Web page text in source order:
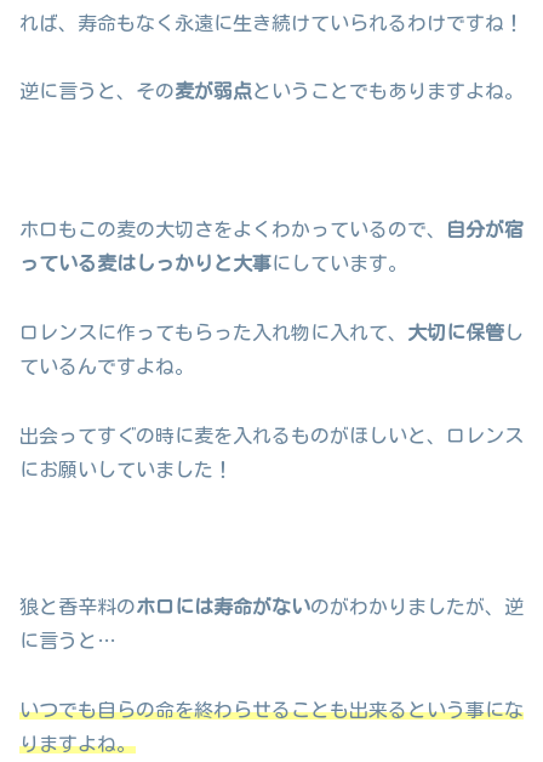
れば、寿命もなく永遠に生き続けていられるわけですね！
逆に言うと、その麦が弱点ということでもありますよね。
ホロもこの麦の大切さをよくわかっているので、
自分が宿
っている麦はしっかりと大事にしています。
ロレンスに作ってもらった入れ物に入れて、 大切に保管し
ているんですよね。
出会ってすぐの時に麦を入れるものがほしいと、ロレンス
にお願いしていました！
狼と香辛料のホロには寿命がないのがわかりましたが、逆
に言うと…
いつでも自らの命を終わらせることも出来るという事にな
りますよね。